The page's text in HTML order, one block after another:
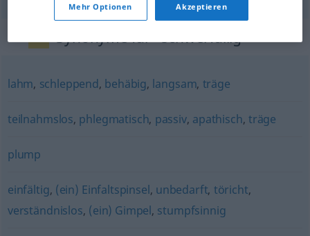
Synonyme für "schwerfällig"
lahm, schleppend, behäbig, langsam, träge
teilnahmslos, phlegmatisch, passiv, apathisch, träge
plump
einfältig, (ein) Einfaltspinsel, unbedarft, töricht,
verständnislos, (ein) Gimpel, stumpfsinnig
Mehr Optionen Akzeptieren